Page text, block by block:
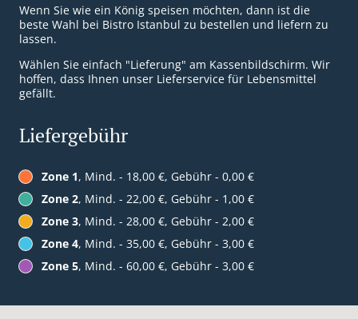
Wenn Sie wie ein König speisen möchten, dann ist die
beste Wahl bei Bistro Istanbul zu bestellen und liefern zu
lassen.
Wählen Sie einfach "Lieferung" am Kassenbildschirm. Wir
hoffen, dass Ihnen unser Lieferservice für Lebensmittel
gefällt.
Liefergebühr
Zone 1, Mind. - 18,00 €, Gebühr - 0,00 €
Zone 2, Mind. - 22,00 €, Gebühr - 1,00 €
Zone 3, Mind. - 28,00 €, Gebühr - 2,00 €
Zone 4, Mind. - 35,00 €, Gebühr - 3,00 €
Zone 5, Mind. - 60,00 €, Gebühr - 3,00 €